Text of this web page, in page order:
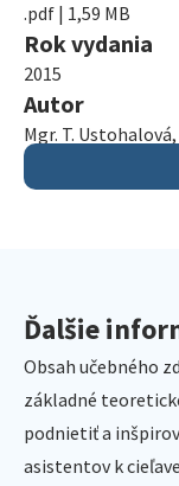
.pdf | 1,59 MB
Rok vydania
2015
Autor
Mgr. T.
Ďalšie
Obsah učebného
základné
podnietiť a
asistentov k